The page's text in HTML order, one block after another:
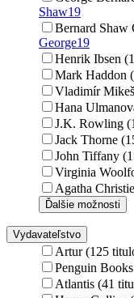
Shaw19
Bernard Shaw
George19
Henrik Ibsen
Mark Haddon
Vladimír
Hana
J.K. Rowling
Jack Thorne
John Tiffany
Virginia
Agatha
Ďalšie možnosti
Vydavateľstvo
Artur (125
Penguin
Atlantis (41